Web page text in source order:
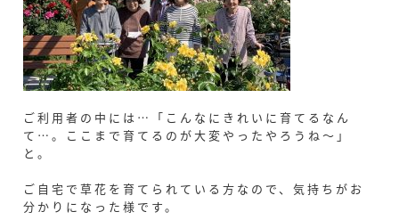
ご利用者の中には…「こんなにきれいに育てるなん
て…。ここまで育てるのが大変やったやろうね～」
と。
ご自宅で草花を育てられている方なので、気持ちがお
分かりになった様です。